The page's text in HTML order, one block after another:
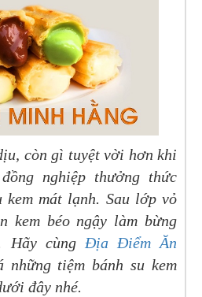
còn gì tuyệt vời hơn khi
nghiệp thưởng thức
kem mát lạnh. Sau lớp vỏ
kem béo ngậy làm bừng
Hãy cùng Địa Điểm Ăn
những tiệm bánh su kem
đây nhé.